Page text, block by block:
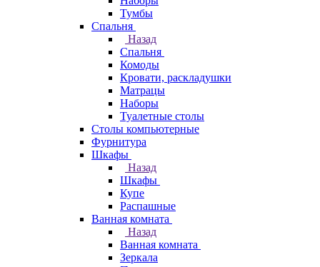
Тумбы
Спальня
Назад
Спальня
Комоды
Кровати, раскладушки
Матрацы
Наборы
Туалетные столы
Столы компьютерные
Фурнитура
Шкафы
Назад
Шкафы
Купе
Распашные
Ванная комната
Назад
Ванная комната
Зеркала